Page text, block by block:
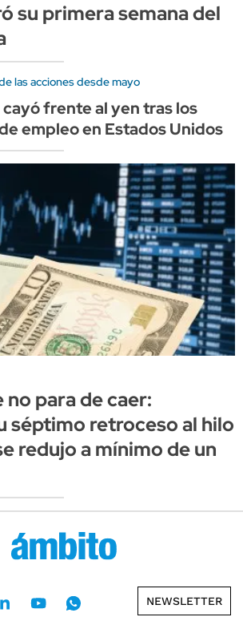
su primera semana del
las acciones desde mayo
frente al yen tras los
empleo en Estados Unidos
no para de caer:
séptimo retroceso al hilo
redujo a mínimo de un
NEWSLETTER